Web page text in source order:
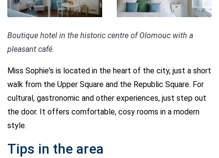
Boutique hotel in the historic centre of Olomouc with a
pleasant café.
Miss Sophie's is located in the heart of the city, just a short
walk from the Upper Square and the Republic Square. For
cultural, gastronomic and other experiences, just step out
the door. It offers comfortable, cosy rooms in a modern
style.
Tips in the area